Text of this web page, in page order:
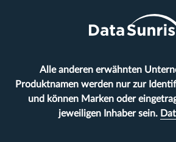
Alle anderen erwähnten
Produktnamen werden nur zur
und können Marken oder
jeweiligen Inhaber sein.